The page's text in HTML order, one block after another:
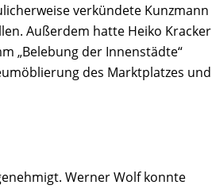
verkündete Kunzmann
Außerdem hatte Heiko Kracker
„Belebung der Innenstädte“
des Marktplatzes und
Werner Wolf konnte